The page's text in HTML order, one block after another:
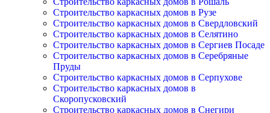
Строительство каркасных домов в Рузе
Строительство каркасных домов в Свердловский
Строительство каркасных домов в Селятино
Строительство каркасных домов в Сергиев Посаде
Строительство каркасных домов в Серебряные
Пруды
Строительство каркасных домов в Серпухове
Строительство каркасных домов в
Скоропусковский
Строительство каркасных домов в Снегири